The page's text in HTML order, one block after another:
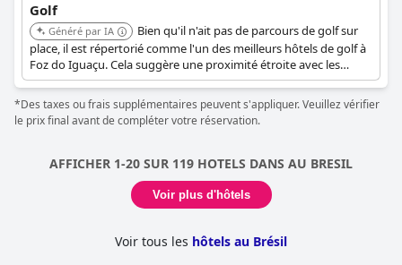
Golf
Généré par IA
Bien qu'il n'ait pas de parcours de golf sur
place, il est répertorié comme l'un des meilleurs hôtels de golf à
Foz do Iguaçu. Cela suggère une proximité étroite avec les
parcours de golf et les commodités liées au golf.
*Des taxes ou frais supplémentaires peuvent s'appliquer. Veuillez vérifier
le prix final avant de compléter votre réservation.
AFFICHER 1-20 SUR 119 HOTELS DANS AU BRESIL
Voir plus d'hôtels
Voir tous les hôtels au Brésil